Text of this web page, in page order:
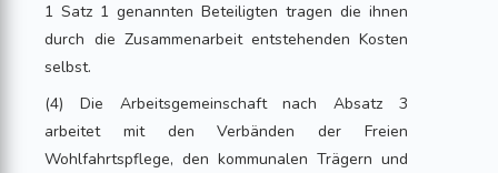
1 Satz 1 genannten Beteiligten tragen die ihnen
durch die Zusammenarbeit entstehenden Kosten
selbst.
(4) Die Arbeitsgemeinschaft nach Absatz 3
arbeitet mit den Verbänden der Freien
Wohlfahrtspflege, den kommunalen Trägern und